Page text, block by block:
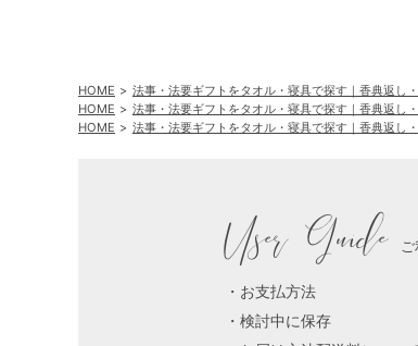
HOME 法事・法要ギフトをタオル・寝具で探す｜香典返し
HOME
法事・法要ギフトをタオル・寝具で探す｜香典返し
HOME
法事・法要ギフトをタオル・寝具で探す｜香典返し
User Guide
お支払方法
検討中に保存